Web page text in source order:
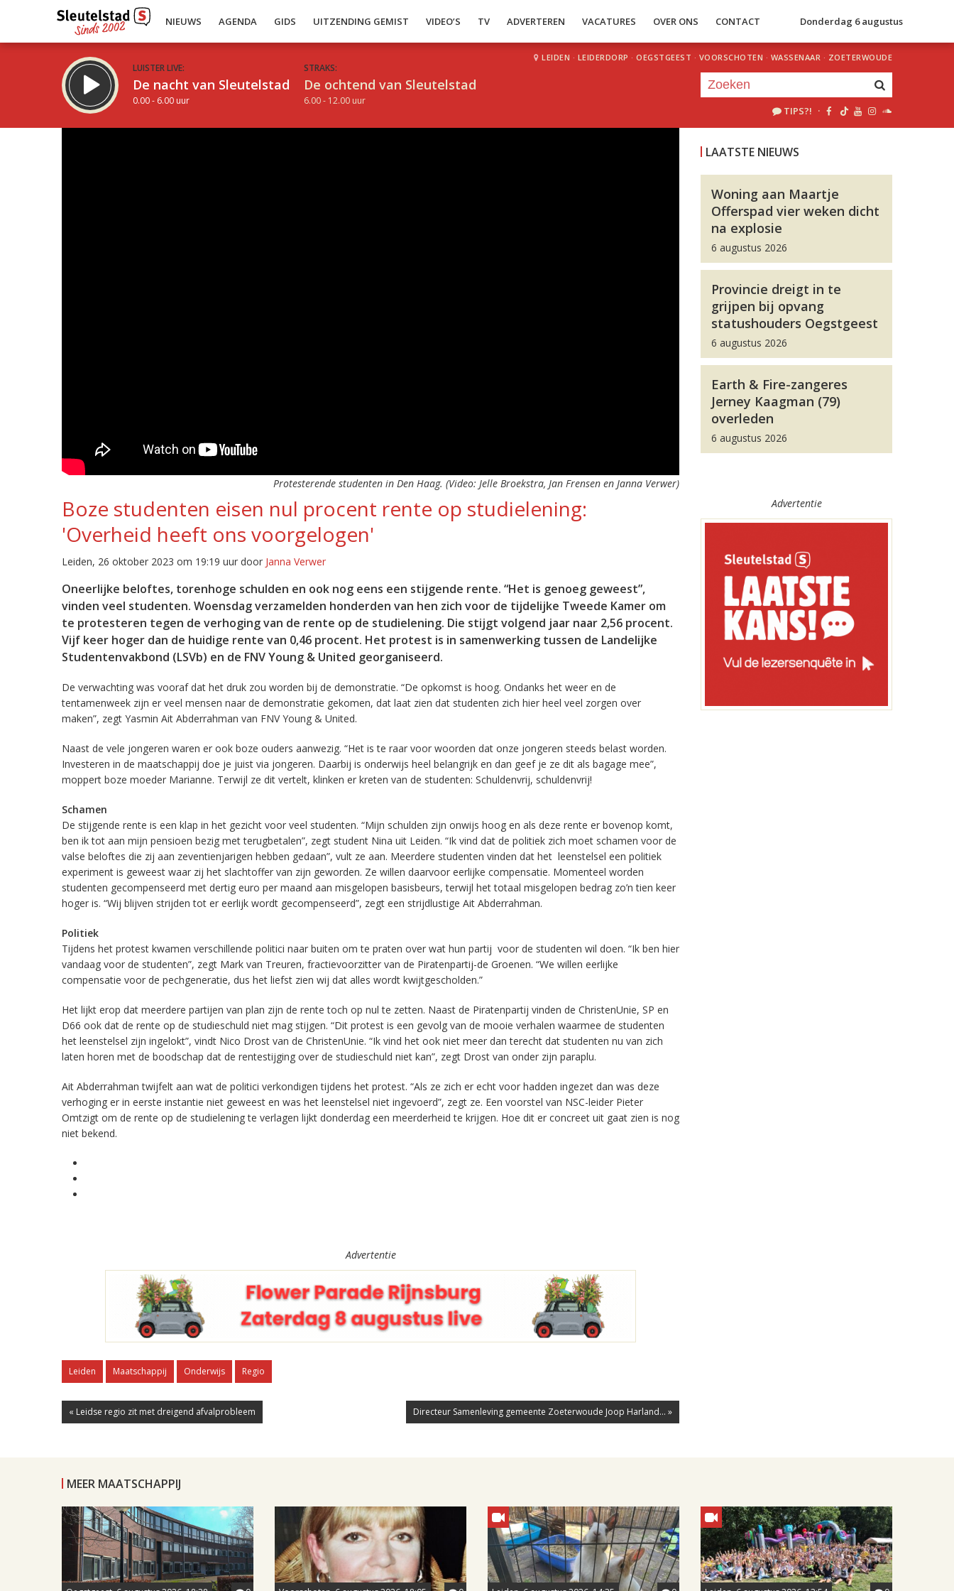
NIEUWS AGENDA GIDS UITZENDING GEMIST VIDEO’S TV ADVERTEREN VACATURES OVER ONS CONTACT Donderdag 6 augustus
LUISTER LIVE:
De nacht van Sleutelstad
0.00 - 6.00 uur
STRAKS:
De ochtend van Sleutelstad
6.00 - 12.00 uur
LEIDEN · LEIDERDORP · OEGSTGEEST · VOORSCHOTEN · WASSENAAR · ZOETERWOUDE
TIPS?! ·
Protesterende studenten in Den Haag. (Video: Jelle Broekstra, Jan Frensen en Janna Verwer)
Boze studenten eisen nul procent rente op studielening:
'Overheid heeft ons voorgelogen'
Leiden, 26 oktober 2023 om 19:19 uur door Janna Verwer
Oneerlijke beloftes, torenhoge schulden en ook nog eens een stijgende rente. “Het is genoeg geweest”,
vinden veel studenten. Woensdag verzamelden honderden van hen zich voor de tijdelijke Tweede Kamer om
te protesteren tegen de verhoging van de rente op de studielening. Die stijgt volgend jaar naar 2,56 procent.
Vijf keer hoger dan de huidige rente van 0,46 procent. Het protest is in samenwerking tussen de Landelijke
Studentenvakbond (LSVb) en de FNV Young & United georganiseerd.
De verwachting was vooraf dat het druk zou worden bij de demonstratie. “De opkomst is hoog. Ondanks het weer en de
tentamenweek zijn er veel mensen naar de demonstratie gekomen, dat laat zien dat studenten zich hier heel veel zorgen over
maken”, zegt Yasmin Ait Abderrahman van FNV Young & United.
Naast de vele jongeren waren er ook boze ouders aanwezig. “Het is te raar voor woorden dat onze jongeren steeds belast worden.
Investeren in de maatschappij doe je juist via jongeren. Daarbij is onderwijs heel belangrijk en dan geef je ze dit als bagage mee”,
moppert boze moeder Marianne. Terwijl ze dit vertelt, klinken er kreten van de studenten: Schuldenvrij, schuldenvrij!
Schamen
De stijgende rente is een klap in het gezicht voor veel studenten. “Mijn schulden zijn onwijs hoog en als deze rente er bovenop komt,
ben ik tot aan mijn pensioen bezig met terugbetalen”, zegt student Nina uit Leiden. “Ik vind dat de politiek zich moet schamen voor de
valse beloftes die zij aan zeventienjarigen hebben gedaan”, vult ze aan. Meerdere studenten vinden dat het leenstelsel een politiek
experiment is geweest waar zij het slachtoffer van zijn geworden. Ze willen daarvoor eerlijke compensatie. Momenteel worden
studenten gecompenseerd met dertig euro per maand aan misgelopen basisbeurs, terwijl het totaal misgelopen bedrag zo’n tien keer
hoger is. “Wij blijven strijden tot er eerlijk wordt gecompenseerd”, zegt een strijdlustige Ait Abderrahman.
Politiek
Tijdens het protest kwamen verschillende politici naar buiten om te praten over wat hun partij voor de studenten wil doen. “Ik ben hier
vandaag voor de studenten”, zegt Mark van Treuren, fractievoorzitter van de Piratenpartij-de Groenen. “We willen eerlijke
compensatie voor de pechgeneratie, dus het liefst zien wij dat alles wordt kwijtgescholden.”
Het lijkt erop dat meerdere partijen van plan zijn de rente toch op nul te zetten. Naast de Piratenpartij vinden de ChristenUnie, SP en
D66 ook dat de rente op de studieschuld niet mag stijgen. “Dit protest is een gevolg van de mooie verhalen waarmee de studenten
het leenstelsel zijn ingelokt”, vindt Nico Drost van de ChristenUnie. “Ik vind het ook niet meer dan terecht dat studenten nu van zich
laten horen met de boodschap dat de rentestijging over de studieschuld niet kan”, zegt Drost van onder zijn paraplu.
Ait Abderrahman twijfelt aan wat de politici verkondigen tijdens het protest. “Als ze zich er echt voor hadden ingezet dan was deze
verhoging er in eerste instantie niet geweest en was het leenstelsel niet ingevoerd”, zegt ze. Een voorstel van NSC-leider Pieter
Omtzigt om de rente op de studielening te verlagen lijkt donderdag een meerderheid te krijgen. Hoe dit er concreet uit gaat zien is nog
niet bekend.
Advertentie
Leiden Maatschappij Onderwijs Regio
« Leidse regio zit met dreigend afvalprobleem Directeur Samenleving gemeente Zoeterwoude Joop Harland... »
LAATSTE NIEUWS
Woning aan Maartje
Offerspad vier weken dicht
na explosie
6 augustus 2026
Provincie dreigt in te
grijpen bij opvang
statushouders Oegstgeest
6 augustus 2026
Earth & Fire-zangeres
Jerney Kaagman (79)
overleden
6 augustus 2026
Advertentie
MEER MAATSCHAPPIJ